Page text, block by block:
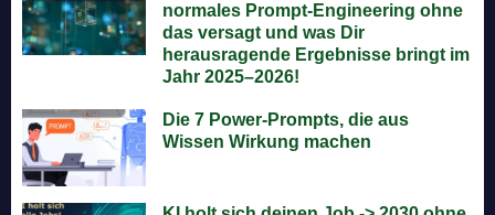
normales Prompt-Engineering ohne
das versagt und was Dir
herausragende Ergebnisse bringt im
Jahr 2025–2026!
Die 7 Power-Prompts, die aus
Wissen Wirkung machen